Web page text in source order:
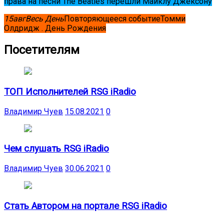
15авгВесь ДеньПовторяющееся событиеТомми
Олдридж . День Рождения
Посетителям
ТОП Исполнителей RSG iRadio
Владимир Чуев 15.08.2021 0
Чем слушать RSG iRadio
Владимир Чуев 30.06.2021 0
Стать Автором на портале RSG iRadio